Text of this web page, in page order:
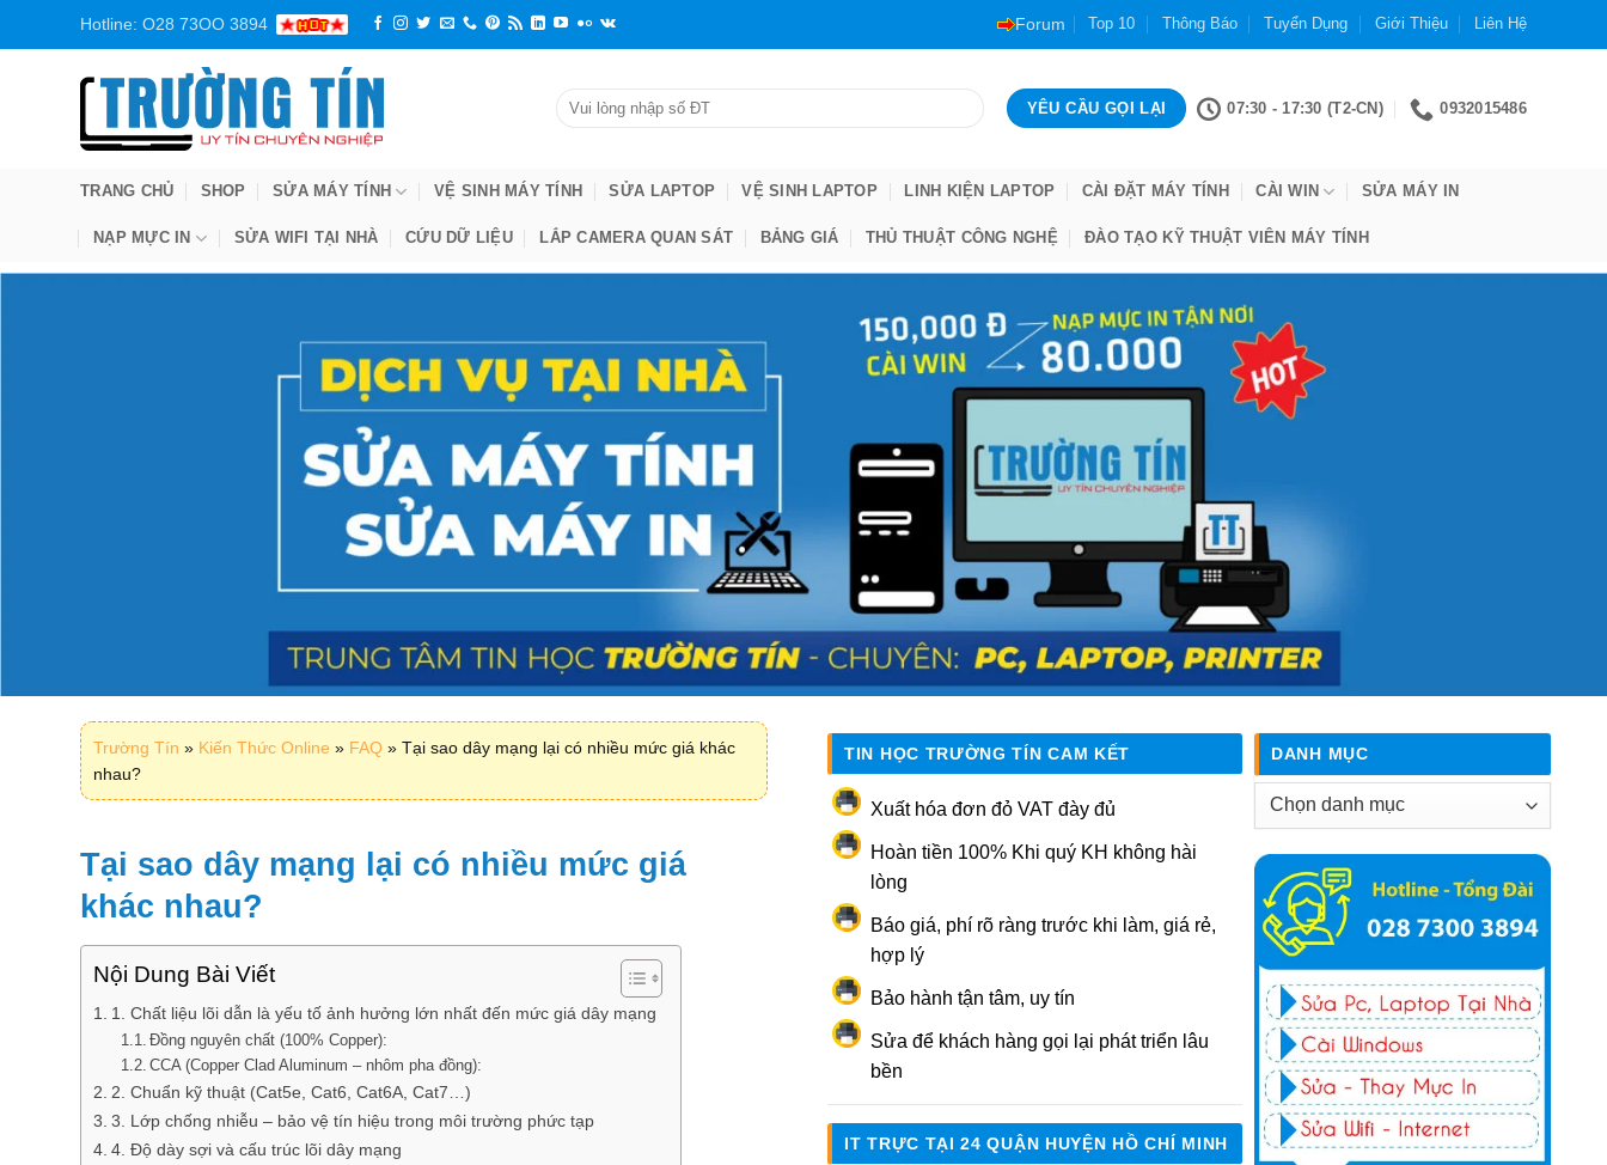
Hotline: O28 73OO 3894 Forum Top 10 Thông Báo Tuyển Dụng Giới Thiệu Liên Hệ
07:30 - 17:30 (T2-CN) 0932015486
TRANG CHỦ SHOP SỬA MÁY TÍNH VỆ SINH MÁY TÍNH SỬA LAPTOP VỆ SINH LAPTOP LINH KIỆN LAPTOP CÀI ĐẶT MÁY TÍNH CÀI WIN SỬA MÁY IN
NẠP MỰC IN SỬA WIFI TẠI NHÀ CỨU DỮ LIỆU LẮP CAMERA QUAN SÁT BẢNG GIÁ THỦ THUẬT CÔNG NGHỆ ĐÀO TẠO KỸ THUẬT VIÊN MÁY TÍNH
Trường Tín » Kiến Thức Online » FAQ » Tại sao dây mạng lại có nhiều mức giá khác
nhau?
Tại sao dây mạng lại có nhiều mức giá
khác nhau?
Nội Dung Bài Viết
1. Chất liệu lõi dẫn là yếu tố ảnh hưởng lớn nhất đến mức giá dây mạng
Đồng nguyên chất (100% Copper):
CCA (Copper Clad Aluminum – nhôm pha đồng):
2. Chuẩn kỹ thuật (Cat5e, Cat6, Cat6A, Cat7…)
3. Lớp chống nhiễu – bảo vệ tín hiệu trong môi trường phức tạp
4. Độ dày sợi và cấu trúc lõi dây mạng
TIN HỌC TRƯỜNG TÍN CAM KẾT
Xuất hóa đơn đỏ VAT đày đủ
Hoàn tiền 100% Khi quý KH không hài
lòng
Báo giá, phí rõ ràng trước khi làm, giá rẻ,
hợp lý
Bảo hành tận tâm, uy tín
Sửa để khách hàng gọi lại phát triển lâu
bền
IT TRỰC TẠI 24 QUẬN HUYỆN HỒ CHÍ MINH
DANH MỤC
Danh